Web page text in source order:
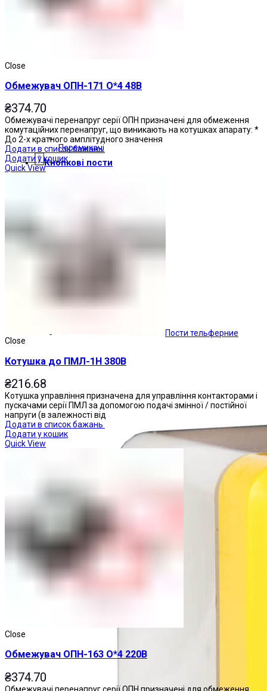
Перемикачі
Кнопкові пости
Пости тельферние
Close
Обмежувач ОПН-171 О*4 48В
₴374.70
Обмежувачі перенапруг серії ОПН призначені для обмеження
комутаційних перенапруг, що виникають на котушках апарату: *
До 2-х кратного амплітудного значення
Додати в список бажань
Додати у кошик
Quick View
Close
Котушка до ПМЛ-1Н 380В
₴216.68
Котушка управління призначена для управління контакторами і
пускачами серії ПМЛ за допомогою подачі змінної / постійної
напруги (в залежності від
Додати в список бажань
Додати у кошик
Quick View
Close
Обмежувач ОПН-163 О*4 220В
₴374.70
Обмежувачі перенапруг серії ОПН призначені для обмеження